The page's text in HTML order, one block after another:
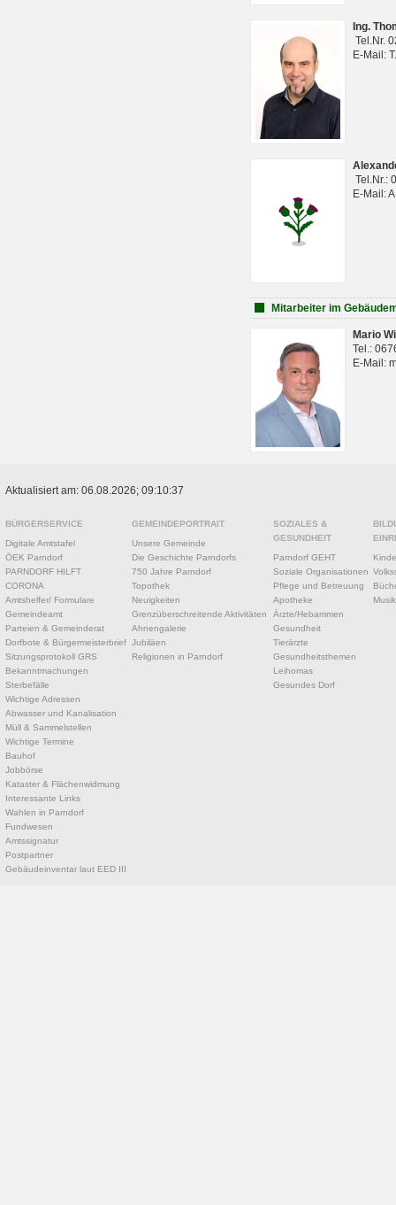
Ing.
Tel.Nr.
E-Mail:
Tel.Nr.:
E-Mail:
Mitarbeiter im
Mario
Tel.:
E-Mail:
Aktualisiert am: 06.08.2026; 09:10:37
BÜRGERSERVICE
Digitale Amtstafel
ÖEK Parndorf
PARNDORF HILFT
CORONA
Amtshelfer/ Formulare
Gemeindeamt
Parteien & Gemeinderat
Dorfbote & Bürgermeisterbrief
Sitzungsprotokoll GRS
Bekanntmachungen
Sterbefälle
Wichtige Adressen
Abwasser und Kanalisation
Müll & Sammelstellen
Wichtige Termine
Bauhof
Jobbörse
Kataster & Flächenwidmung
Interessante Links
Wahlen in Parndorf
Fundwesen
Amtssignatur
Postpartner
Gebäudeinventar laut EED III
GEMEINDEPORTRAIT
Unsere Gemeinde
Die Geschichte Parndorfs
750 Jahre Parndorf
Topothek
Neuigkeiten
Grenzüberschreitende Aktivitäten
Ahnengalerie
Jubiläen
Religionen in Parndorf
SOZIALES &
GESUNDHEIT
Parndorf GEHT
Soziale Organisationen
Pflege und Betreuung
Apotheke
Ärzte/Hebammen
Gesundheit
Tierärzte
Gesundheitsthemen
Leihomas
Gesundes Dorf